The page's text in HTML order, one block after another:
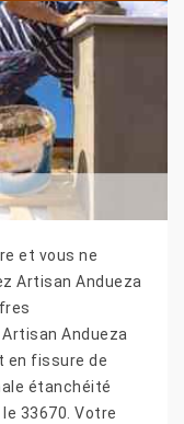
et vous ne
Artisan Andueza
Andueza
en fissure de
étanchéité
33670. Votre